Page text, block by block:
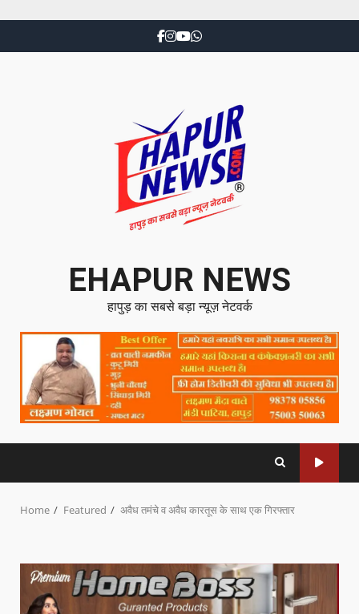
EHAPUR NEWS
हापुड़ का सबसे बड़ा न्यूज़ नेटवर्क
Home Featured अवैध तमंचे व अवैध कारतूस के साथ एक गिरफ्तार